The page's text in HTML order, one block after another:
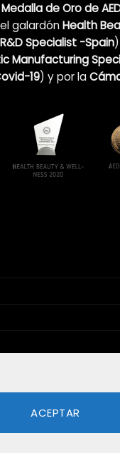
ACEPTAR
Medalla de Oro de
galardónHealth
Specialist -Spain
Manufacturing
19) y por la